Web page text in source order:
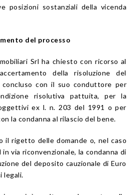
posizioni sostanziali della vicenda
del processo
Srl ha chiesto con ricorso al
della risoluzione del
con il suo conduttore per
risolutiva pattuita, per la
ex l. n. 203 del 1991 o per
la condanna al rilascio del bene.
il rigetto delle domande o, nel caso
via riconvenzionale, la condanna di
del deposito cauzionale di Euro
legali.